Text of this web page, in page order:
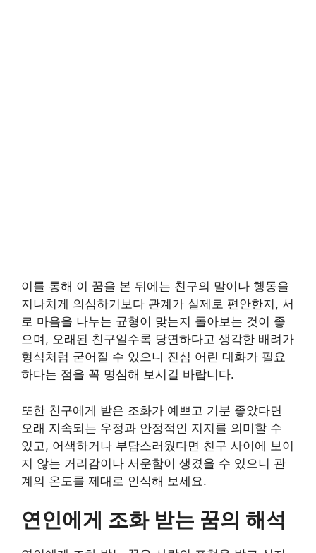
이를 통해 이 꿈을 본 뒤에는 친구의 말이나 행동을
지나치게 의심하기보다 관계가 실제로 편안한지, 서
로 마음을 나누는 균형이 맞는지 돌아보는 것이 좋
으며, 오래된 친구일수록 당연하다고 생각한 배려가
형식처럼 굳어질 수 있으니 진심 어린 대화가 필요
하다는 점을 꼭 명심해 보시길 바랍니다.
또한 친구에게 받은 조화가 예쁘고 기분 좋았다면
오래 지속되는 우정과 안정적인 지지를 의미할 수
있고, 어색하거나 부담스러웠다면 친구 사이에 보이
지 않는 거리감이나 서운함이 생겼을 수 있으니 관
계의 온도를 제대로 인식해 보세요.
연인에게 조화 받는 꿈의 해석